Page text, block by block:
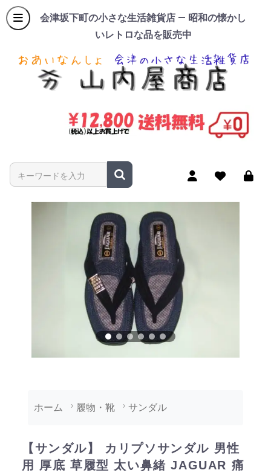
会津坂下町の小さな生活雑貨店 — 昭和の懐かし
いレトロな品を販売中
商品名やキーワードを入力
ホーム 履物・靴 サンダル
【サンダル】 カリプソサンダル 男性
用 厚底 草履型 太い鼻緒 JAGUAR 痛